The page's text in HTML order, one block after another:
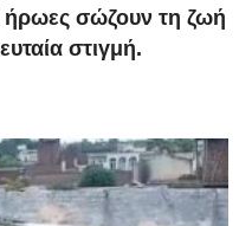
σώζουν τη ζωή
στιγμή.